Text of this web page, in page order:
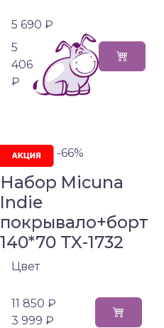
5 690 ₽
5
406
₽
-66%
Набор Micuna
Indie
покрывало+борт
140*70 TX-1732
Цвет
11 850 ₽
3 999 ₽